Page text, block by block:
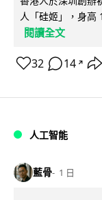
人「硅姬」，身高
閱讀全文
32 14 ↗
人工智能
藍骨 1 日